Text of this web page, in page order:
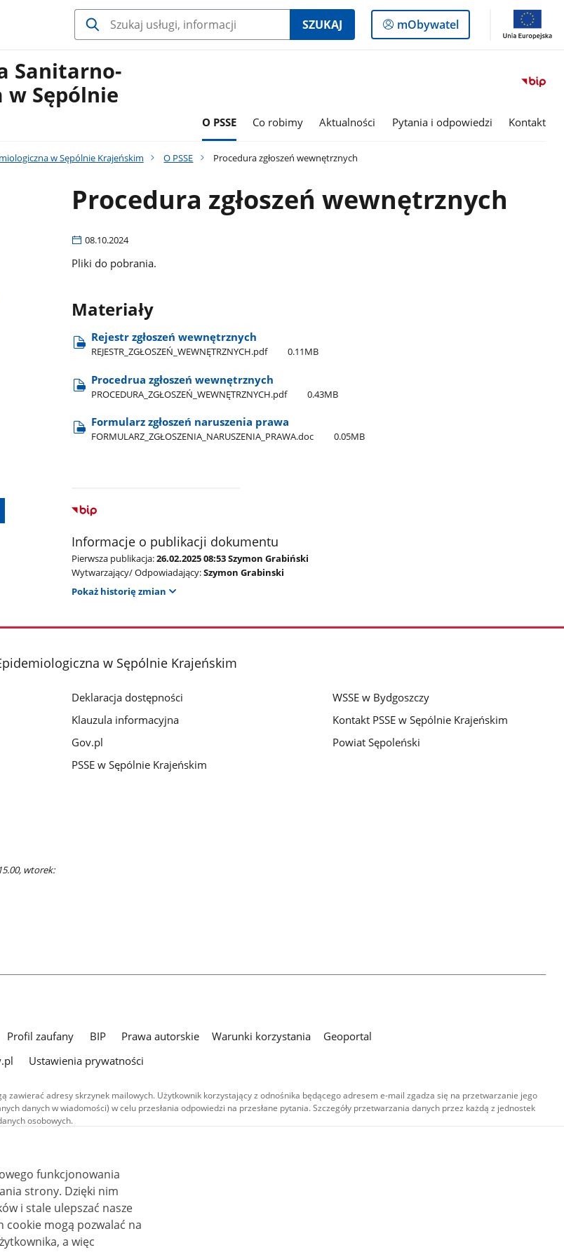
SZUKAJ
Logowanie
do
mObywatel
Sanitarno-
w Sępólnie
O PSSE Co robimy Aktualności Pytania i odpowiedzi Kontakt
w Sępólnie Krajeńskim O PSSE Procedura zgłoszeń wewnętrznych
Procedura zgłoszeń wewnętrznych
08.10.2024
Pliki do pobrania.
Materiały
Rejestr zgłoszeń wewnętrznych
REJESTR​_ZGŁOSZEŃ​_WEWNĘTRZNYCH.pdf 0.11MB
Procedrua zgłoszeń wewnętrznych
PROCEDURA​_ZGŁOSZEŃ​_WEWNĘTRZNYCH.pdf 0.43MB
Formularz zgłoszeń naruszenia prawa
FORMULARZ​_ZGŁOSZENIA​_NARUSZENIA​_PRAWA.doc 0.05MB
Informacje o publikacji dokumentu
Pierwsza publikacja:26.02.2025 08:53 Szymon Grabiński
Wytwarzający/ Odpowiadający:Szymon Grabinski
Pokaż historię zmian
w Sępólnie Krajeńskim
wtorek:
Deklaracja dostępności
Klauzula informacyjna
Gov.pl
PSSE w Sępólnie Krajeńskim
WSSE w Bydgoszczy
Kontakt PSSE w Sępólnie Krajeńskim
Powiat Sępoleński
Profil zaufany BIP Prawa autorskie Warunki korzystania
Geoportal
Ustawienia prywatności
zawierać adresy skrzynek mailowych. Użytkownik korzystający z odnośnika będącego adresem e-mail zgadza się na przetwarzanie jego
danych w wiadomości) w celu przesłania odpowiedzi na przesłane pytania. Szczegóły przetwarzania danych przez każdą z jednostek
osobowych.
(z wyłączeniem treści audiowizualnych), są
Commons: uznanie autorstwa - na tych samych
Materiały audiowizualne, w tym zdjęcia, materiały audio i wideo,
Creative Commons: uznanie autorstwa użycie niekomercyjne -
NC-ND 4.0), o ile nie jest to stwierdzone inaczej.
funkcjonowania
Dzięki nim
i stale ulepszać nasze
a więc